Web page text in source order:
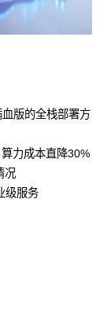
版的全栈部署方
力成本直降30%
况
级服务